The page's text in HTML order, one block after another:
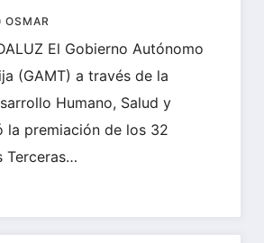
lectura
OSMAR
El Gobierno Autónomo
(GAMT) a través de la
Humano, Salud y
la premiación de los 32
Terceras…